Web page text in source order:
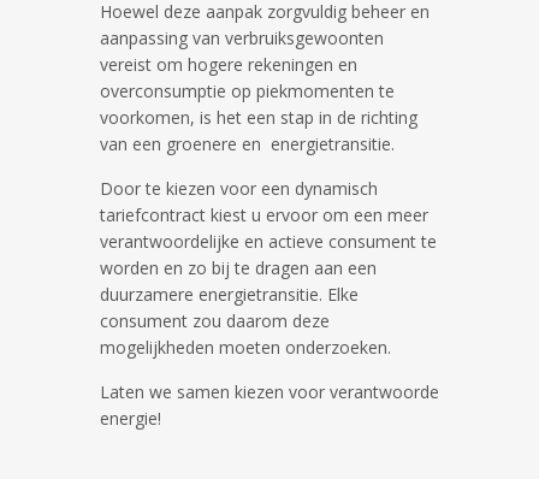
Hoewel deze aanpak zorgvuldig beheer en
aanpassing van verbruiksgewoonten
vereist om hogere rekeningen en
overconsumptie op piekmomenten te
voorkomen, is het een stap in de richting
van een groenere en energietransitie.
Door te kiezen voor een dynamisch
tariefcontract kiest u ervoor om een meer
verantwoordelijke en actieve consument te
worden en zo bij te dragen aan een
duurzamere energietransitie. Elke
consument zou daarom deze
mogelijkheden moeten onderzoeken.
Laten we samen kiezen voor verantwoorde
energie!